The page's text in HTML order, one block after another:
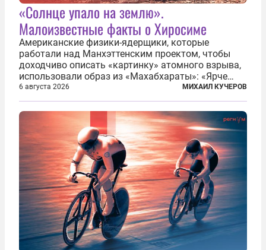
«Солнце упало на землю».
Малоизвестные факты о Хиросиме
Американские физики-ядерщики, которые
работали над Манхэттенским проектом, чтобы
доходчиво описать «картинку» атомного взрыва,
использовали образ из «Махабхараты»: «Ярче
тысячи солнц пылало это пламя». Не все жители
японских городов Хиросимы и Нагасаки, на
которых США в августе 1945 года поставили...
6 августа 2026 МИХАИЛ КУЧЕРОВ